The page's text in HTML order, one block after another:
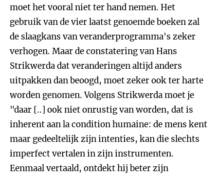
moet het vooral niet ter hand nemen. Het
gebruik van de vier laatst genoemde boeken zal
de slaagkans van veranderprogramma's zeker
verhogen. Maar de constatering van Hans
Strikwerda dat veranderingen altijd anders
uitpakken dan beoogd, moet zeker ook ter harte
worden genomen. Volgens Strikwerda moet je
"daar [..] ook niet onrustig van worden, dat is
inherent aan la condition humaine: de mens kent
maar gedeeltelijk zijn intenties, kan die slechts
imperfect vertalen in zijn instrumenten.
Eenmaal vertaald, ontdekt hij beter zijn